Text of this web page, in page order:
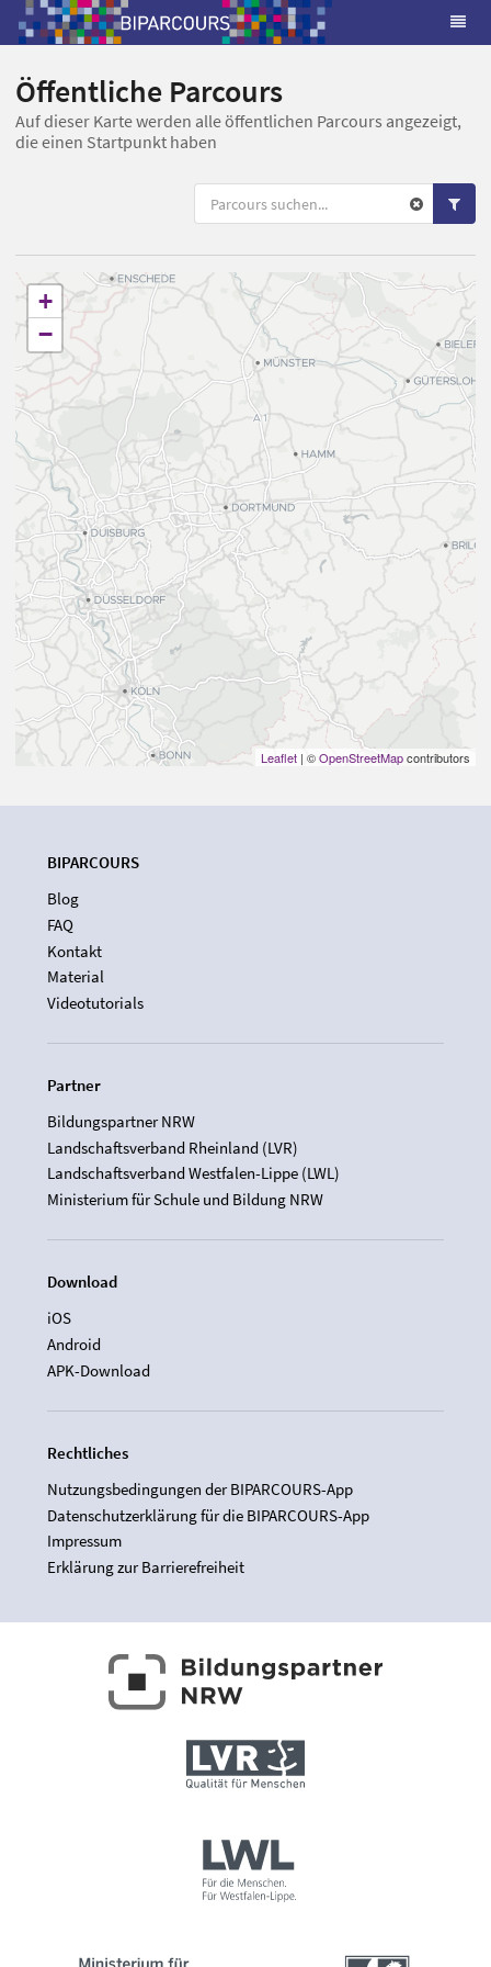
Öffentliche Parcours
Auf dieser Karte werden alle öffentlichen Parcours angezeigt,
die einen Startpunkt haben
+
−
Leaflet | ©OpenStreetMapcontributors
BIPARCOURS
Blog
FAQ
Kontakt
Material
Videotutorials
Partner
Bildungspartner NRW
Landschaftsverband Rheinland (LVR)
Landschaftsverband Westfalen-Lippe (LWL)
Ministerium für Schule und Bildung NRW
Download
iOS
Android
APK-Download
Rechtliches
Nutzungsbedingungen der BIPARCOURS-App
Datenschutzerklärung für die BIPARCOURS-App
Impressum
Erklärung zur Barrierefreiheit